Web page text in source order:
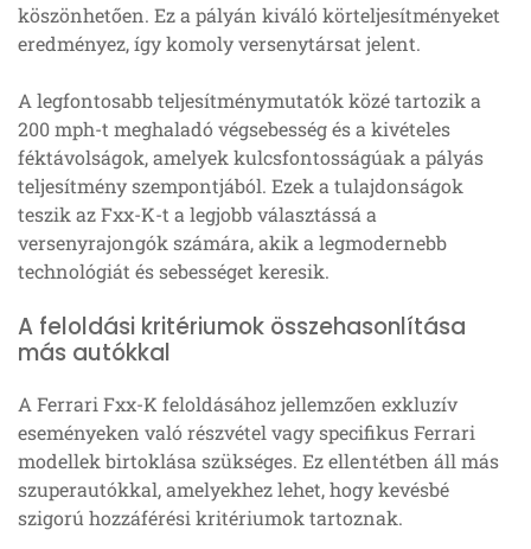
köszönhetően. Ez a pályán kiváló körteljesítményeket
eredményez, így komoly versenytársat jelent.
A legfontosabb teljesítménymutatók közé tartozik a
200 mph-t meghaladó végsebesség és a kivételes
féktávolságok, amelyek kulcsfontosságúak a pályás
teljesítmény szempontjából. Ezek a tulajdonságok
teszik az Fxx-K-t a legjobb választássá a
versenyrajongók számára, akik a legmodernebb
technológiát és sebességet keresik.
A feloldási kritériumok összehasonlítása
más autókkal
A Ferrari Fxx-K feloldásához jellemzően exkluzív
eseményeken való részvétel vagy specifikus Ferrari
modellek birtoklása szükséges. Ez ellentétben áll más
szuperautókkal, amelyekhez lehet, hogy kevésbé
szigorú hozzáférési kritériumok tartoznak.